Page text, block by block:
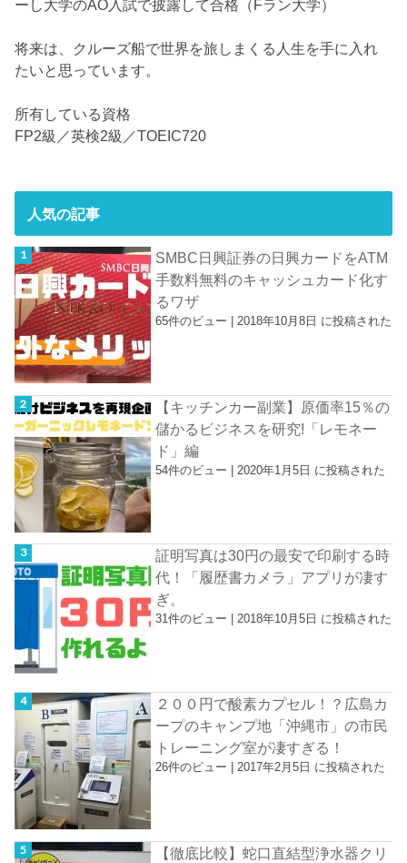
ーし大学のAO入試で披露して合格（Fラン大学）
将来は、クルーズ船で世界を旅しまくる人生を手に入れ
たいと思っています。
所有している資格
FP2級／英検2級／TOEIC720
人気の記事
SMBC日興証券の日興カードをATM
手数料無料のキャッシュカード化す
るワザ
65件のビュー |2018年10月8日 に投稿された
【キッチンカー副業】原価率15％の
儲かるビジネスを研究!「レモネー
ド」編
54件のビュー | 2020年1月5日 に投稿された
証明写真は30円の最安で印刷する時
代！「履歴書カメラ」アプリが凄す
ぎ。
31件のビュー |2018年10月5日 に投稿された
２００円で酸素カプセル！？広島カ
ープのキャンプ地「沖縄市」の市民
トレーニング室が凄すぎる！
26件のビュー |2017年2月5日 に投稿された
【徹底比較】蛇口直結型浄水器クリ